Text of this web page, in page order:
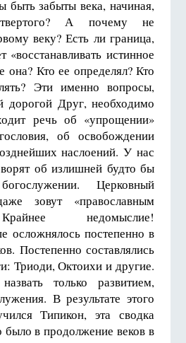
забыты века, начиная,
А почему не
веку? Есть ли граница,
«восстанавливать истинное
она? Кто ее определял? Кто
Эти именно вопросы,
дорогой Друг, необходимо
речь об «упрощении»
об освобождении
наслоений. У нас
об излишней будто бы
Церковный
зовут «православным
недомыслие!
осложнялось постепенно в
Постепенно составлялись
Триоди, Октоихи и другие.
только развитием,
В результате этого
Типикон, эта сводка
было в продолжение веков в